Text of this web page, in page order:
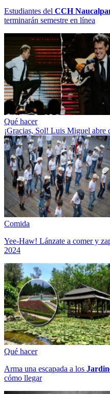
Estudiantes del CCH
terminarán semestre en línea
Qué hacer
¡Gracias, Sol! Luis Miguel abre
Comida
Yee-Haw! Lánzate a comer y
2024
Qué hacer
Arma una escapada a los
cómo llegar